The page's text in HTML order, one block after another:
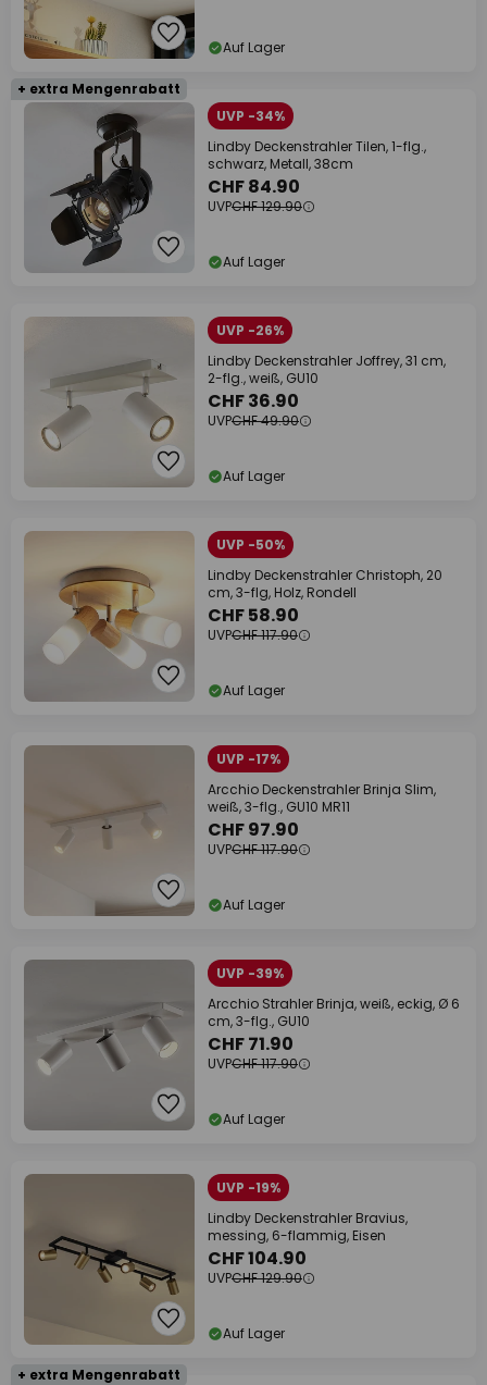
Auf Lager
+ extra Mengenrabatt
UVP -34%
Lindby Deckenstrahler Tilen, 1-flg.,
schwarz, Metall, 38cm
CHF 84.90
UVPCHF 129.90
Auf Lager
UVP -26%
Lindby Deckenstrahler Joffrey, 31 cm,
2-flg., weiß, GU10
CHF 36.90
UVPCHF 49.90
Auf Lager
UVP -50%
Lindby Deckenstrahler Christoph, 20
cm, 3-flg, Holz, Rondell
CHF 58.90
UVPCHF 117.90
Auf Lager
UVP -17%
Arcchio Deckenstrahler Brinja Slim,
weiß, 3-flg., GU10 MR11
CHF 97.90
UVPCHF 117.90
Auf Lager
UVP -39%
Arcchio Strahler Brinja, weiß, eckig, Ø 6
cm, 3-flg., GU10
CHF 71.90
UVPCHF 117.90
Auf Lager
UVP -19%
Lindby Deckenstrahler Bravius,
messing, 6-flammig, Eisen
CHF 104.90
UVPCHF 129.90
Auf Lager
+ extra Mengenrabatt